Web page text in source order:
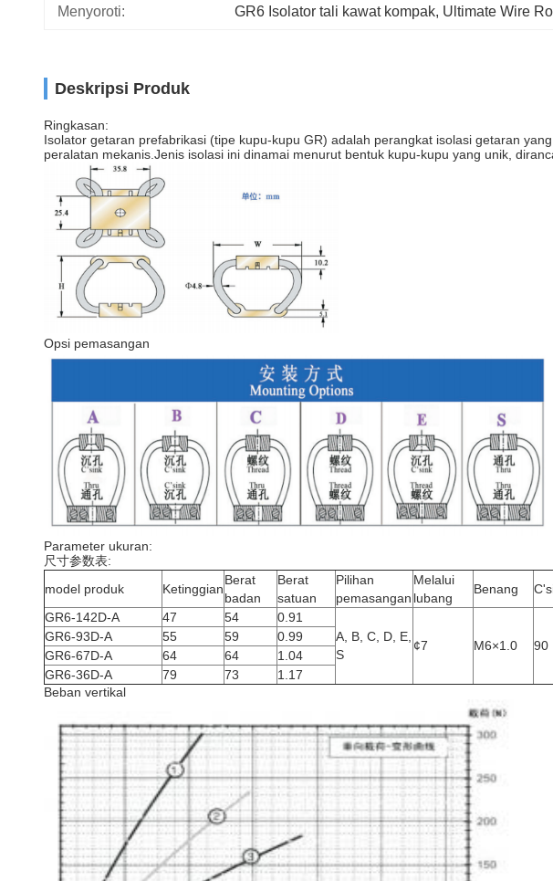
Menyoroti: GR6 Isolator tali kawat kompak, Ultimate Wire
Deskripsi Produk
Ringkasan:
Isolator getaran prefabrikasi (tipe kupu-kupu GR) adalah perangkat isolasi getaran
peralatan mekanis.Jenis isolasi ini dinamai menurut bentuk kupu-kupu yang unik,
Opsi pemasangan
Parameter ukuran:
尺寸参数表:
model produk
Ketinggian
Berat
badan
Berat
satuan
Pilihan
pemasangan
Melalui
lubang
Benang
GR6-142D-A
47 54
0.91
A, B, C, D, E,
S
¢7 M6×1.0 90
GR6-93D-A 55 59
0.99
GR6-67D-A
64 64
1.04
GR6-36D-A
79 73
1.17
Beban vertikal